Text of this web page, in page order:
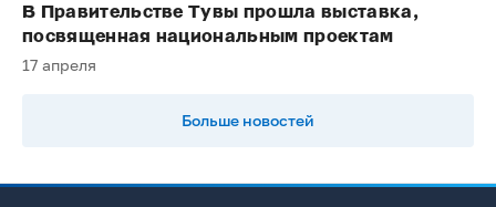
В Правительстве Тувы прошла выставка,
посвященная национальным проектам
17 апреля
Больше новостей